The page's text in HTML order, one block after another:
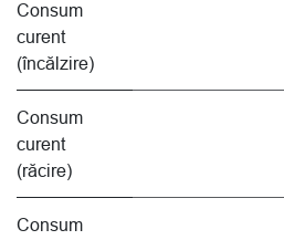
Consum
curent
(încălzire)
Consum
curent
(răcire)
Consum